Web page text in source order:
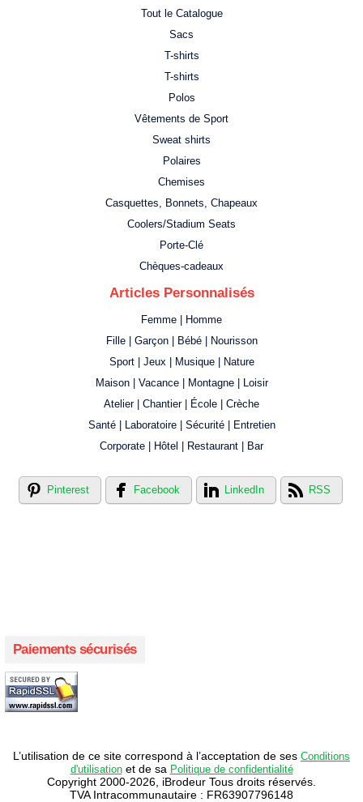
Tout le Catalogue
Sacs
T-shirts
T-shirts
Polos
Vêtements de Sport
Sweat shirts
Polaires
Chemises
Casquettes, Bonnets, Chapeaux
Coolers/Stadium Seats
Porte-Clé
Chèques-cadeaux
Articles Personnalisés
Femme | Homme
Fille | Garçon | Bébé | Nourisson
Sport | Jeux | Musique | Nature
Maison | Vacance | Montagne | Loisir
Atelier | Chantier | École | Crèche
Santé | Laboratoire | Sécurité | Entretien
Corporate | Hôtel | Restaurant | Bar
Pinterest Facebook LinkedIn RSS
Paiements sécurisés
L’utilisation de ce site correspond à l’acceptation de ses Conditions
d'utilisationet de sa Politique de confidentialité
Copyright 2000-2026, iBrodeur Tous droits réservés.
TVA Intracommunautaire : FR63907796148